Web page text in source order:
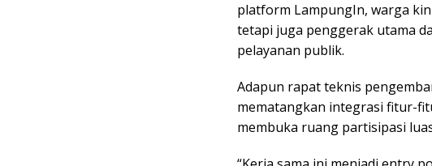
platform LampungIn, warga
tetapi juga penggerak utama
pelayanan publik.
Adapun rapat teknis
mematangkan integrasi fitur-
membuka ruang partisipasi